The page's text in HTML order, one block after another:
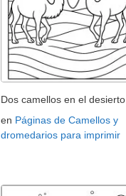
Dos camellos en el desierto
en Páginas de Camellos y
dromedarios para imprimir